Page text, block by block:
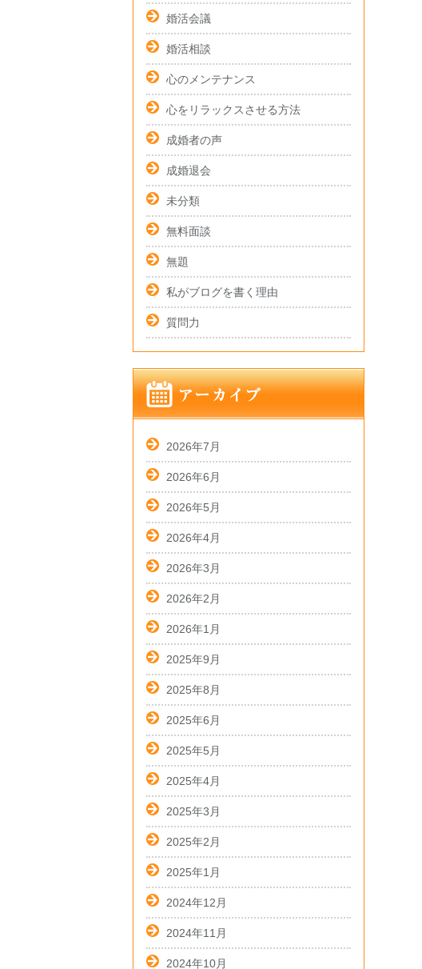
婚活会議
婚活相談
心のメンテナンス
心をリラックスさせる方法
成婚者の声
成婚退会
未分類
無料面談
無題
私がブログを書く理由
質問力
2026年7月
2026年6月
2026年5月
2026年4月
2026年3月
2026年2月
2026年1月
2025年9月
2025年8月
2025年6月
2025年5月
2025年4月
2025年3月
2025年2月
2025年1月
2024年12月
2024年11月
2024年10月